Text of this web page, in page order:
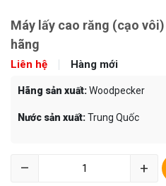
Máy lấy cao răng (cạo
hãng
Liên hệ Hàng mới
Hãng sản xuất:Woodpecker
Nước sản xuất:Trung Quốc
– +